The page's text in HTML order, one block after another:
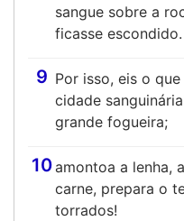
sangue sobre a
ficasse escondido.
9 Por isso, eis o
cidade
grande fogueira;
10amontoa a lenha,
carne, prepara o
torrados!